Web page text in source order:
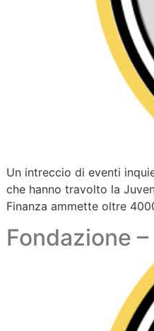
Un intreccio di eventi
che hanno travolto la
Finanza ammette oltre
Fondazione